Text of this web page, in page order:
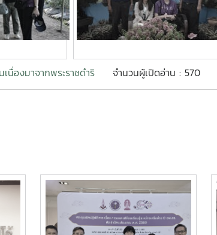
นื่องมาจากพระราชดำริ จำนวนผู้เปิดอ่าน : 570